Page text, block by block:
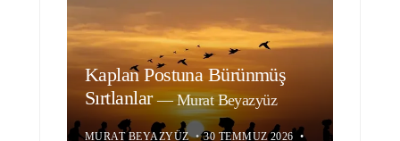
Kaplan Postuna Bürünmüş
Sırtlanlar—Murat Beyazyüz
MURAT BEYAZYÜZ • 30 TEMMUZ 2026 •